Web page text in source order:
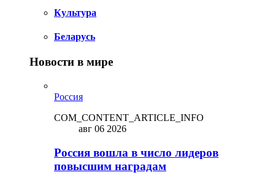
Культура
Беларусь
Новости в мире
Россия
COM_CONTENT_ARTICLE_INFO
авг 06 2026
Россия вошла в число лидеров
повысшим наградам